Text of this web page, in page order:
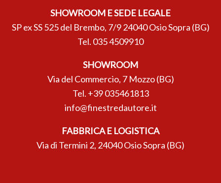
SHOWROOM E SEDE LEGALE
SP ex SS 525 del Brembo, 7/9 24040 Osio Sopra (BG)
Tel. 035 4509910
SHOWROOM
Via del Commercio, 7 Mozzo (BG)
Tel. +39 035461813
info@finestredautore.it
FABBRICA E LOGISTICA
Via di Termini 2, 24040 Osio Sopra (BG)